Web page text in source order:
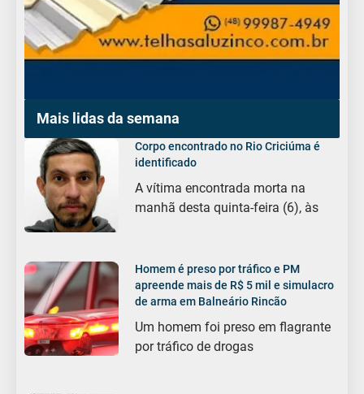
Mais lidas da semana
Corpo encontrado no Rio Criciúma é
identificado
A vítima encontrada morta na
manhã desta quinta-feira (6), às
Homem é preso por tráfico e PM
apreende mais de R$ 5 mil e simulacro
de arma em Balneário Rincão
Um homem foi preso em flagrante
por tráfico de drogas